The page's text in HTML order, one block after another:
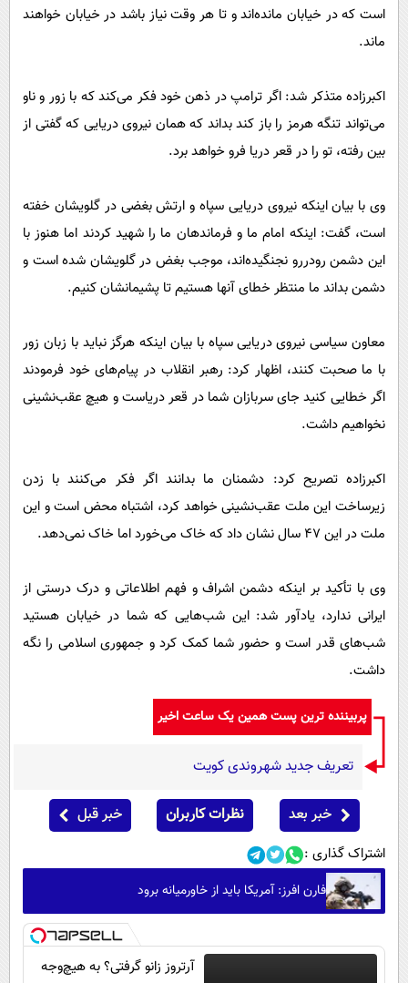
است که در خیابان مانده‌اند و تا هر وقت نیاز باشد در خیابان خواهند
ماند.
اکبرزاده متذکر شد: اگر ترامپ در ذهن خود فکر می‌کند که با زور و ناو
می‌تواند تنگه هرمز را باز کند بداند که همان نیروی دریایی که گفتی از
بین رفته، تو را در قعر دریا فرو خواهد برد.
وی با بیان اینکه نیروی دریایی سپاه و ارتش بغضی در گلویشان خفته
است، گفت: اینکه امام ما و فرماندهان ما را شهید کردند اما هنوز با
این دشمن رودررو نجنگیده‌اند، موجب بغض در گلویشان شده است و
دشمن بداند ما منتظر خطای آنها هستیم تا پشیمانشان کنیم.
معاون سیاسی نیروی دریایی سپاه با بیان اینکه هرگز نباید با زبان زور
با ما صحبت کنند، اظهار کرد: رهبر انقلاب در پیام‌های خود فرمودند
اگر خطایی کنید جای سربازان شما در قعر دریاست و هیچ عقب‌نشینی
نخواهیم داشت.
اکبرزاده تصریح کرد: دشمنان ما بدانند اگر فکر می‌کنند با زدن
زیرساخت این ملت عقب‌نشینی خواهد کرد، اشتباه محض است و این
ملت در این ۴۷ سال نشان داد که خاک می‌خورد اما خاک نمی‌دهد.
وی با تأکید بر اینکه دشمن اشراف و فهم اطلاعاتی و درک درستی از
ایرانی ندارد، یادآور شد: این شب‌هایی که شما در خیابان هستید
شب‌های قدر است و حضور شما کمک کرد و جمهوری اسلامی را نگه
داشت.
پربیننده ترین پست همین یک ساعت اخیر
تعریف جدید شهروندی کویت
خبر بعد نظرات کاربران خبر قبل
اشتراک گذاری :
فارن افرز: آمریکا باید از خاورمیانه برود
آرتروز زانو گرفتی؟ به هیچ‌وجه